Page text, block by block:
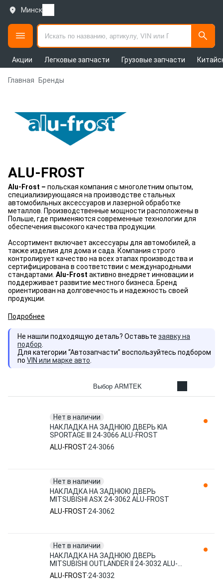
Минск
Акции Легковые запчасти Грузовые запчасти
Главная Бренды
ALU-FROST
Alu-Frost – польская компания с многолетним опытом,
специализирующаяся на производстве стальных
автомобильных аксессуаров и лазерной обработке
металлов. Производственные мощности расположены в
Польше, где применяются современные технологии для
обеспечения высокого качества продукции.
Ассортимент включает аксессуары для автомобилей, а
также изделия для дома и сада. Компания строго
контролирует качество на всех этапах производства и
сертифицирована в соответствии с международными
стандартами. Alu-Frost активно внедряет инновации и
поддерживает развитие местного бизнеса. Бренд
ориентирован на долговечность и надежность своей
продукции.
Подробнее
Не нашли подходящую деталь? Оставьте заявку на
подбор
Для категории “Автозапчасти” воспользуйтесь подбором
по VIN или марке авто
Выбор ARMTEK
Нет в наличии
НАКЛАДКА НА ЗАДНЮЮ ДВЕРЬ KIA
SPORTAGE III 24-3066 ALU-FROST
ALU-FROST 24-3066
Нет в наличии
НАКЛАДКА НА ЗАДНЮЮ ДВЕРЬ
MITSUBISHI ASX 24-3062 ALU-FROST
ALU-FROST 24-3062
Нет в наличии
НАКЛАДКА НА ЗАДНЮЮ ДВЕРЬ
MITSUBISHI OUTLANDER II 24-3032 ALU-
FROST
ALU-FROST 24-3032